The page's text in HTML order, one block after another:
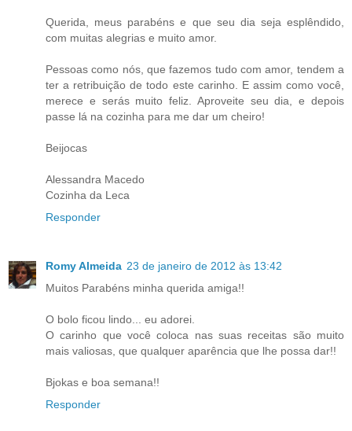
Querida, meus parabéns e que seu dia seja esplêndido,
com muitas alegrias e muito amor.
Pessoas como nós, que fazemos tudo com amor, tendem a
ter a retribuição de todo este carinho. E assim como você,
merece e serás muito feliz. Aproveite seu dia, e depois
passe lá na cozinha para me dar um cheiro!
Beijocas
Alessandra Macedo
Cozinha da Leca
Responder
Romy Almeida 23 de janeiro de 2012 às 13:42
Muitos Parabéns minha querida amiga!!
O bolo ficou lindo... eu adorei.
O carinho que você coloca nas suas receitas são muito
mais valiosas, que qualquer aparência que lhe possa dar!!
Bjokas e boa semana!!
Responder